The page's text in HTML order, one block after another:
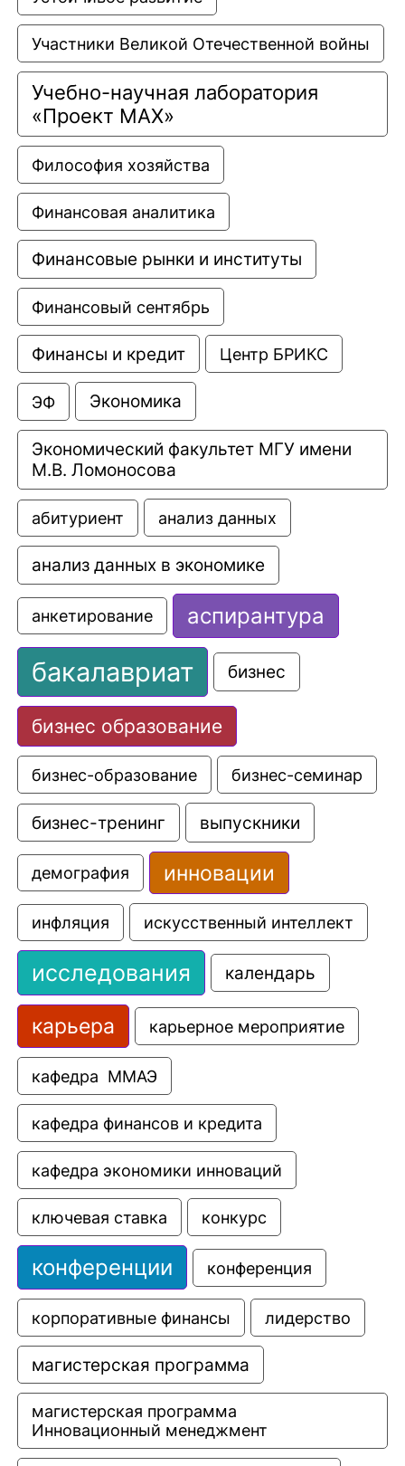
Участники Великой Отечественной войны
Учебно-научная лаборатория
«Проект МАХ»
Философия хозяйства
Финансовая аналитика
Финансовые рынки и институты
Финансовый сентябрь
Финансы и кредит Центр БРИКС
ЭФ Экономика
Экономический факультет МГУ имени
М.В. Ломоносова
абитуриент анализ данных
анализ данных в экономике
анкетирование аспирантура
бакалавриат бизнес
бизнес образование
бизнес-образование бизнес-семинар
бизнес-тренинг выпускники
демография инновации
инфляция искусственный интеллект
исследования календарь
карьера карьерное мероприятие
кафедра  ММАЭ
кафедра финансов и кредита
кафедра экономики инноваций
ключевая ставка конкурс
конференции конференция
корпоративные финансы лидерство
магистерская программа
магистерская программа
Инновационный менеджмент